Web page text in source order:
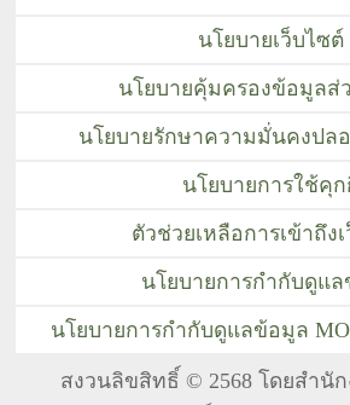
สงวนลิขสิทธิ์ © 2568 โดยสำนัก
นโยบายเว็บไซต์
นโยบายคุ้มครองข้อมูลส่
นโยบายรักษาความมั่นคงปล
นโยบายการใช้คุก
ตัวช่วยเหลือการเข้าถึง
นโยบายการกำกับดูแ
นโยบายการกำกับดูแลข้อมูล